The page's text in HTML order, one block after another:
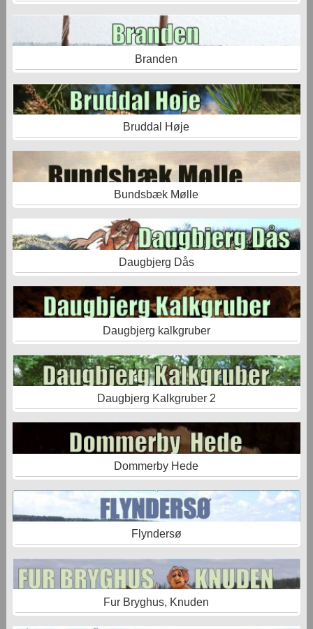
Branden
Bruddal Høje
Bundsbæk Mølle
Daugbjerg Dås
Daugbjerg kalkgruber
Daugbjerg Kalkgruber 2
Dommerby Hede
Flyndersø
Fur Bryghus, Knuden